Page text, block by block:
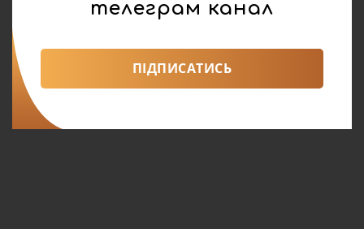
телеграм канал
ПІДПИСАТИСЬ